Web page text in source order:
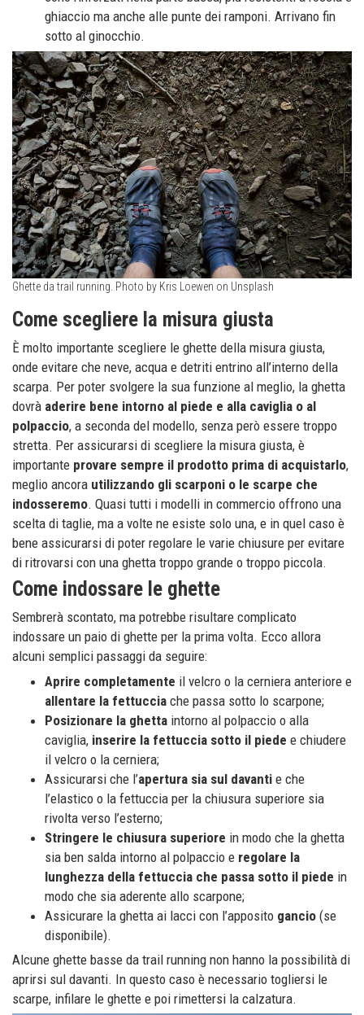
ghiaccio ma anche alle punte dei ramponi. Arrivano fin
sotto al ginocchio.
Ghette da trail running. Photo by Kris Loewen on Unsplash
Come scegliere la misura giusta
È molto importante scegliere le ghette della misura giusta,
onde evitare che neve, acqua e detriti entrino all’interno della
scarpa. Per poter svolgere la sua funzione al meglio, la ghetta
dovrà aderire bene intorno al piede e alla caviglia o al
polpaccio, a seconda del modello, senza però essere troppo
stretta. Per assicurarsi di scegliere la misura giusta, è
importante provare sempre il prodotto prima di acquistarlo,
meglio ancora utilizzando gli scarponi o le scarpe che
indosseremo. Quasi tutti i modelli in commercio offrono una
scelta di taglie, ma a volte ne esiste solo una, e in quel caso è
bene assicurarsi di poter regolare le varie chiusure per evitare
di ritrovarsi con una ghetta troppo grande o troppo piccola.
Come indossare le ghette
Sembrerà scontato, ma potrebbe risultare complicato
indossare un paio di ghette per la prima volta. Ecco allora
alcuni semplici passaggi da seguire:
Aprire completamente il velcro o la cerniera anteriore e
allentare la fettuccia che passa sotto lo scarpone;
Posizionare la ghetta intorno al polpaccio o alla
caviglia, inserire la fettuccia sotto il piede e chiudere
il velcro o la cerniera;
Assicurarsi che l’apertura sia sul davanti e che
l’elastico o la fettuccia per la chiusura superiore sia
rivolta verso l’esterno;
Stringere le chiusura superiore in modo che la ghetta
sia ben salda intorno al polpaccio e regolare la
lunghezza della fettuccia che passa sotto il piede in
modo che sia aderente allo scarpone;
Assicurare la ghetta ai lacci con l’apposito gancio (se
disponibile).
Alcune ghette basse da trail running non hanno la possibilità di
aprirsi sul davanti. In questo caso è necessario togliersi le
scarpe, infilare le ghette e poi rimettersi la calzatura.